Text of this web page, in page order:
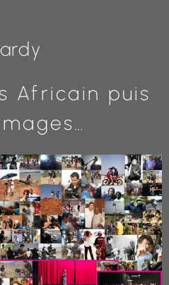
Africain puis